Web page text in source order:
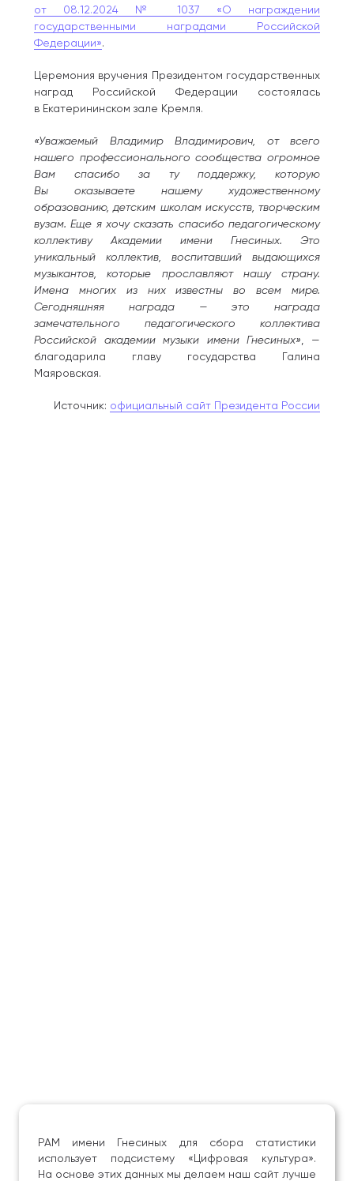
от 08.12.2024 № 1037 «О награждении
государственными наградами Российской
Федерации».
Церемония вручения Президентом государственных
наград Российской Федерации состоялась
в Екатерининском зале Кремля.
«Уважаемый Владимир Владимирович, от всего
нашего профессионального сообщества огромное
Вам спасибо за ту поддержку, которую
Вы оказываете нашему художественному
образованию, детским школам искусств, творческим
вузам. Еще я хочу сказать спасибо педагогическому
коллективу Академии имени Гнесиных. Это
уникальный коллектив, воспитавший выдающихся
музыкантов, которые прославляют нашу страну.
Имена многих из них известны во всем мире.
Сегодняшняя награда — это награда
замечательного педагогического коллектива
Российской академии музыки имени Гнесиных» , —
благодарила главу государства Галина
Маяровская.
Источник: официальный сайт Президента России
РАМ имени Гнесиных для сбора статистики
использует подсистему «Цифровая культура».
На основе этих данных мы делаем наш сайт лучше